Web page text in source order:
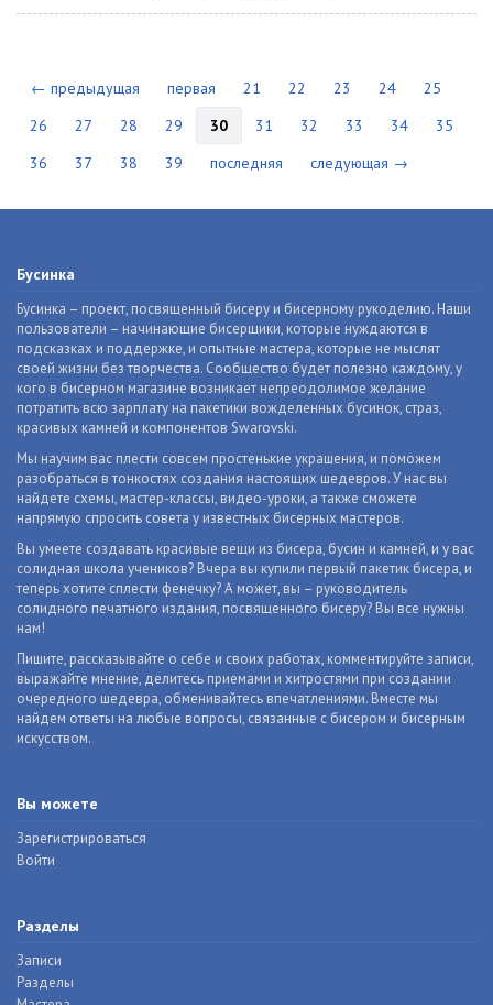
← предыдущая первая 21 22 23 24
25
26
27 28 29 30 31 32 33 34
35
36
37 38 39 последняя следующая →
Бусинка
Бусинка – проект, посвященный бисеру и бисерному рукоделию. Наши
пользователи – начинающие бисерщики, которые нуждаются в
подсказках и поддержке, и опытные мастера, которые не мыслят
своей жизни без творчества. Сообщество будет полезно каждому, у
кого в бисерном магазине возникает непреодолимое желание
потратить всю зарплату на пакетики вожделенных бусинок, страз,
красивых камней и компонентов Swarovski.
Мы научим вас плести совсем простенькие украшения, и поможем
разобраться в тонкостях создания настоящих шедевров. У нас вы
найдете схемы, мастер-классы, видео-уроки, а также сможете
напрямую спросить совета у известных бисерных мастеров.
Вы умеете создавать красивые вещи из бисера, бусин и камней, и у вас
солидная школа учеников? Вчера вы купили первый пакетик бисера, и
теперь хотите сплести фенечку? А может, вы – руководитель
солидного печатного издания, посвященного бисеру? Вы все нужны
нам!
Пишите, рассказывайте о себе и своих работах, комментируйте записи,
выражайте мнение, делитесь приемами и хитростями при создании
очередного шедевра, обменивайтесь впечатлениями. Вместе мы
найдем ответы на любые вопросы, связанные с бисером и бисерным
искусством.
Вы можете
Зарегистрироваться
Войти
Разделы
Записи
Разделы